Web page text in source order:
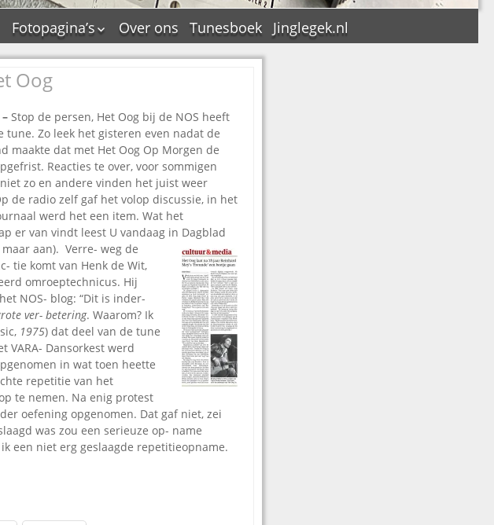
–
makers?
en hun
city
65
interview
Klaas
Fotopagina’s
JAM in pictures
PAMS in pictures
Pepper & Tanner in
pictures
Top Format in
pictures
Dik Voormekaar in
foto’s
Over ons Tunesboek Jinglegek.nl
Oog
Stop de persen, Het Oog bij de NOS heeft
tune. Zo leek het gisteren even nadat de
maakte dat met Het Oog Op Morgen de
Reacties te over, voor sommigen
zo en andere vinden het juist weer
de radio zelf gaf het volop discussie, in het
werd het een item. Wat het
er van vindt leest U vandaag in Dagblad
maar aan). Verre- weg de
tie komt van Henk de Wit,
omroeptechnicus. Hij
NOS- blog: “Dit is inder-
ver- betering. Waarom? Ik
1975) dat deel van de tune
VARA- Dansorkest werd
in wat toen heette
repetitie van het
te nemen. Na enig protest
oefening opgenomen. Dat gaf niet, zei
was zou een serieuze op- name
een niet erg geslaagde repetitieopname.